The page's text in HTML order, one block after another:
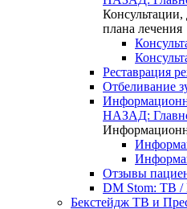
Консультации,
плана лечения
Реставрация
Отбеливание
НАЗАД:
Отзывы
DM Stom: ТВ /
Бекстейдж ТВ и